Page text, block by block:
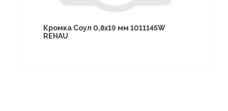
Кромка Соул 0,8х19 мм 1011145W
REHAU